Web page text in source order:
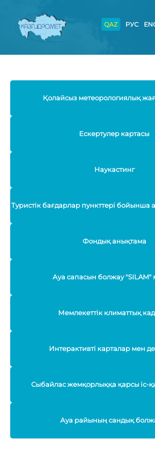
QAZ РУС
Қолайсыз метеорологиялық
Ескертулер картасы
Наукастинг
Туристік бағдарлар пункттері
Фондық анықтама
Ауа сапасын болжау "SILAM"
Мемлекеттік климаттық
Интерактивті карталар мен
Сыбайлас жемқорлыққа қарсы іс-
Ауа райының сандық